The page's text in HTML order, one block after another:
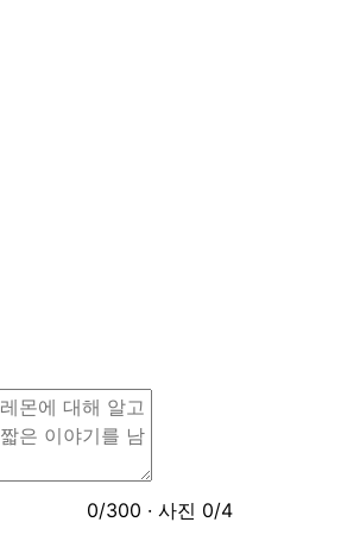
0/300 · 사진 0/4